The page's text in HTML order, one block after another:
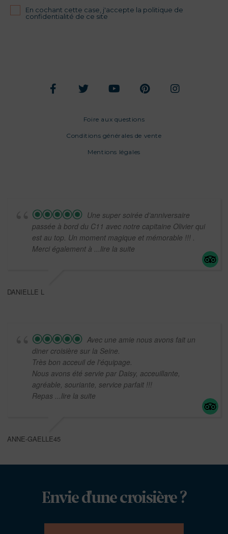
En cochant cette case, j'accepte la politique de
confidentialité de ce site
Foire aux questions
Conditions générales de vente
Mentions légales
Une super soirée d’anniversaire
passée à bord du C11 avec notre capitaine Olivier qui
est au top. Un moment magique et mémorable !!! .
Merci également à ...lire la suite
DANIELLE L
Avec une amie nous avons fait un
diner croisière sur la Seine.
Très bon acceuil de l'équipage.
Nous avons été servie par Daisy, acceuillante,
agréable, souriante, service parfait !!!
Repas ...lire la suite
ANNE-GAELLE45
Envie d'une croisière ?